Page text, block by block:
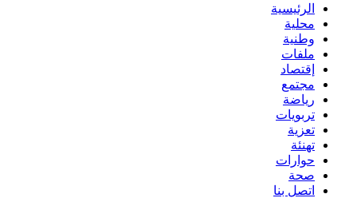
الرئيسية
محلية
وطنية
ملفات
إقتصاد
مجتمع
رياضة
تربويات
تعزية
تهنئة
حوارات
صحة
اتصل بنا